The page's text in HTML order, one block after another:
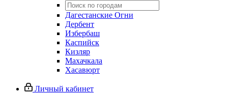
Дагестанские Огни
Дербент
Избербаш
Каспийск
Кизляр
Махачкала
Хасавюрт
Личный кабинет